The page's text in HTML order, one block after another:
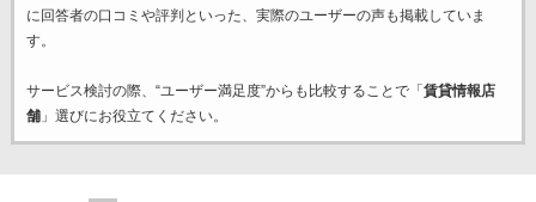
に回答者の口コミや評判といった、実際のユーザーの声も掲載していま
す。
サービス検討の際、“ユーザー満足度”からも比較することで「 賃貸情報店
舗」選びにお役立てください。